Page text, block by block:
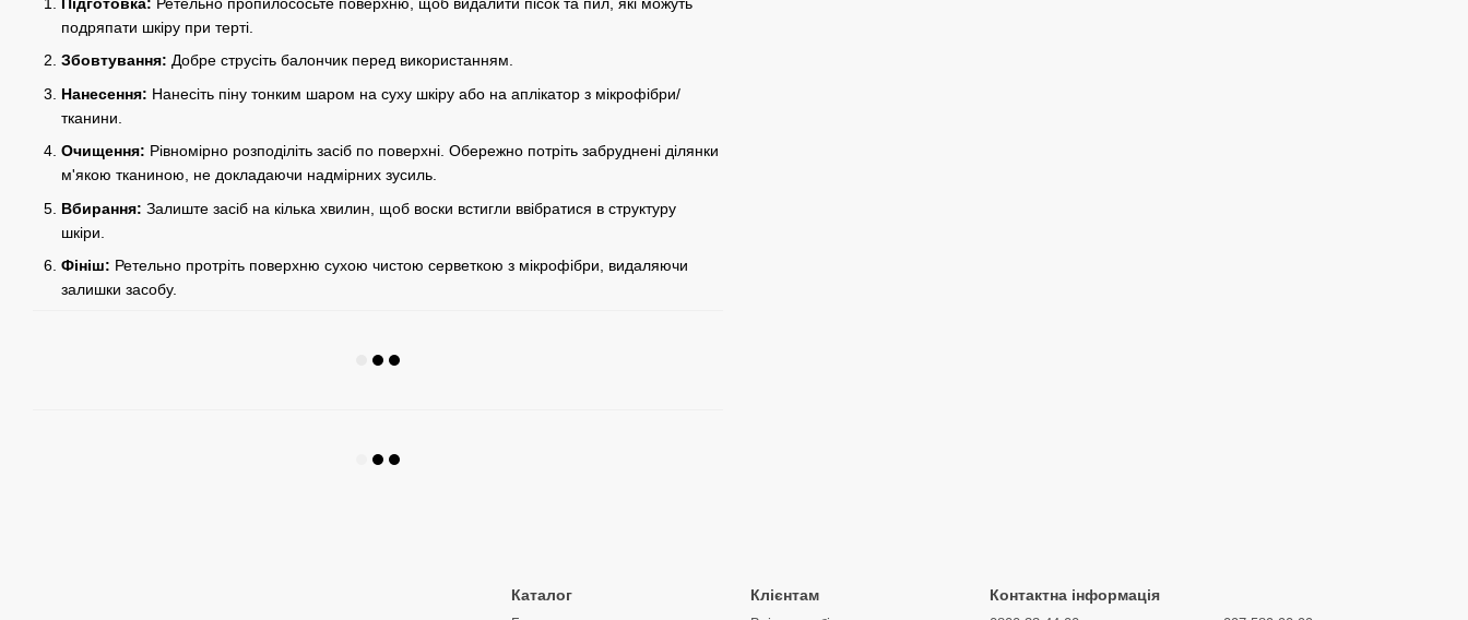
подряпати шкіру при терті.
Збовтування: Добре струсіть балончик перед використанням.
Нанесення: Нанесіть піну тонким шаром на суху шкіру або на аплікатор з мікрофібри/
тканини.
Очищення: Рівномірно розподіліть засіб по поверхні. Обережно потріть забруднені ділянки
м'якою тканиною, не докладаючи надмірних зусиль.
Вбирання: Залиште засіб на кілька хвилин, щоб воски встигли ввібратися в структуру
шкіри.
Фініш: Ретельно протріть поверхню сухою чистою серветкою з мікрофібри, видаляючи
залишки засобу.
Каталог Клієнтам Контактна інформація